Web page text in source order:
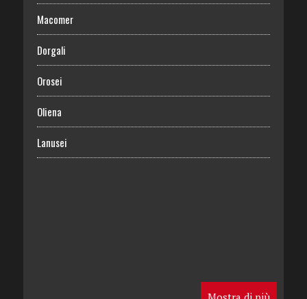
Macomer
Dorgali
Orosei
Oliena
Lanusei